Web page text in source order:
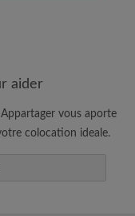
profils des
nouvelle
critères
aux
aider
vous aporte
colocation ideale.